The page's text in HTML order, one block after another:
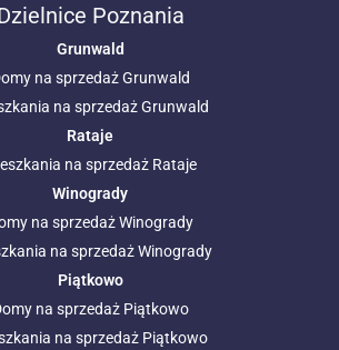
Poznania
Grunwald
na sprzedaż Grunwald
na sprzedaż Grunwald
Rataje
na sprzedaż Rataje
Winogrady
na sprzedaż Winogrady
na sprzedaż Winogrady
Piątkowo
na sprzedaż Piątkowo
na sprzedaż Piątkowo